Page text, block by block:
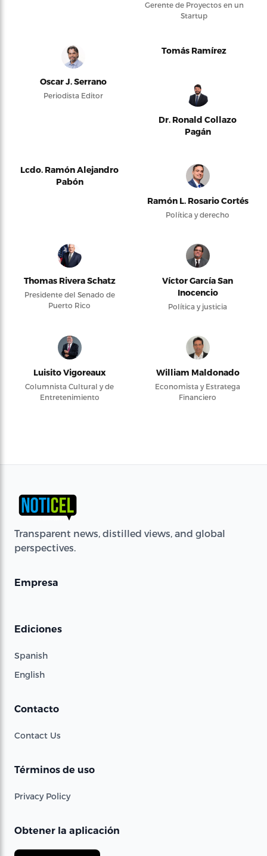
Gerente de Proyectos en un
Startup
Oscar J. Serrano
Periodista Editor
Tomás Ramírez
Dr. Ronald Collazo
Pagán
Lcdo. Ramón Alejandro
Pabón
Ramón L. Rosario Cortés
Política y derecho
Thomas Rivera Schatz
Presidente del Senado de
Puerto Rico
Víctor García San
Inocencio
Política y justicia
Luisito Vigoreaux
Columnista Cultural y de
Entretenimiento
William Maldonado
Economista y Estratega
Financiero
Transparent news, distilled views, and global
perspectives.
Empresa
Ediciones
Spanish
English
Contacto
Contact Us
Términos de uso
Privacy Policy
Obtener la aplicación